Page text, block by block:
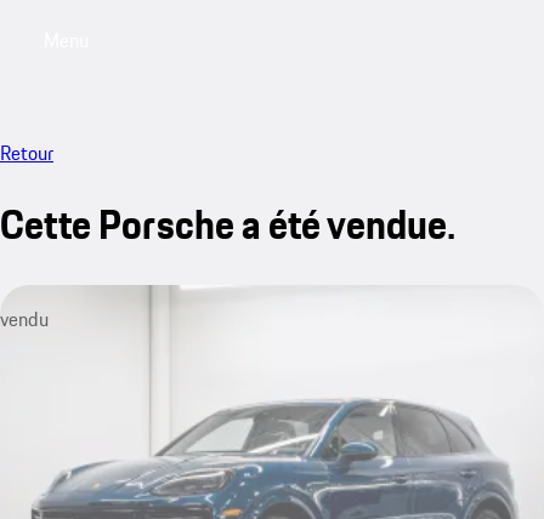
Retour
Cette Porsche a été vendue.
vendu